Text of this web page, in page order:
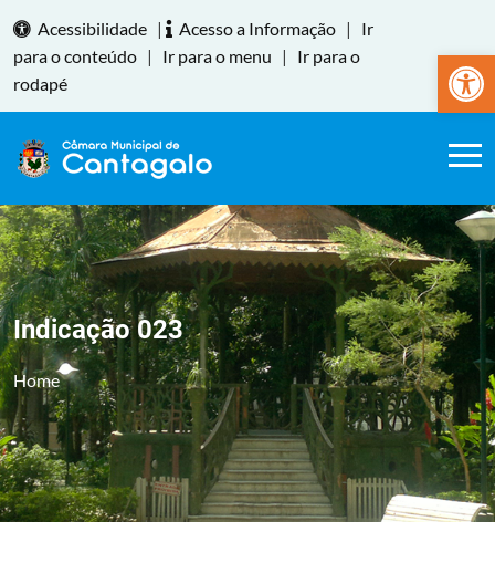
Abrir
Acessibilidade | Acesso a Informação |
Ir
para o conteúdo | Ir para o menu |
Ir para o
rodapé
Indicação 023
Home